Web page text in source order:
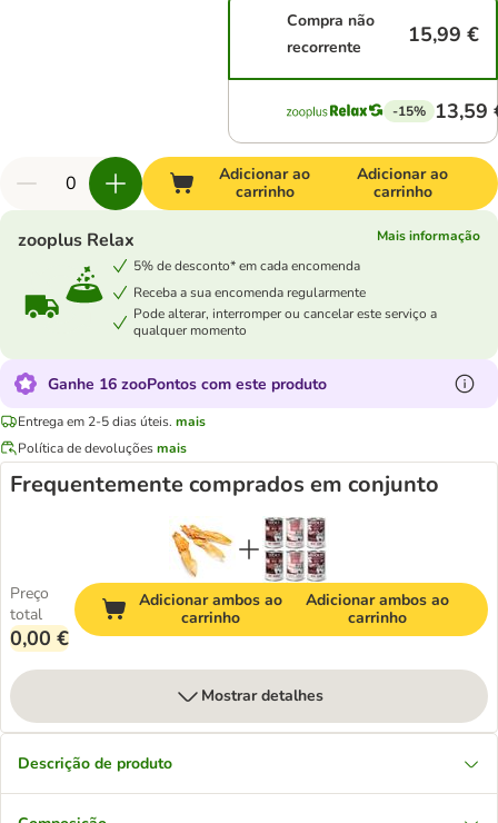
Compra não
recorrente
15,99 €
-15% 13,59
Adicionar ao
carrinho
Adicionar ao
carrinho
zooplus Relax
Mais informação
5% de desconto* em cada encomenda
Receba a sua encomenda regularmente
Pode alterar, interromper ou cancelar este serviço a
qualquer momento
Ganhe 16 zooPontos com este produto
Entrega em 2-5 dias úteis. mais
Política de devoluçõesmais
Frequentemente comprados em conjunto
Preço
total
0,00 €
Adicionar ambos ao
carrinho
Adicionar ambos ao
carrinho
Mostrar detalhes
Descrição de produto